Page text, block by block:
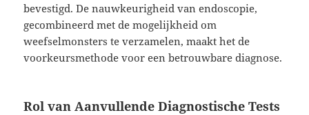
bevestigd. De nauwkeurigheid van endoscopie,
gecombineerd met de mogelijkheid om
weefselmonsters te verzamelen, maakt het de
voorkeursmethode voor een betrouwbare diagnose.
Rol van Aanvullende Diagnostische Tests